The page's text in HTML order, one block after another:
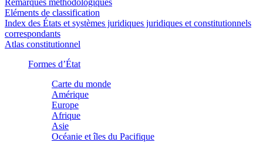
Eléments de classification
Index des États et systèmes juridiques juridiques et constitutionnels
correspondants
Atlas constitutionnel
Formes d’État
Carte du monde
Amérique
Europe
Afrique
Asie
Océanie et îles du Pacifique